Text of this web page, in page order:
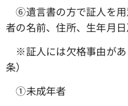
⑥遺言書の方で証人を用
者の名前、住所、生年月
※証人には欠格事由があ
条）
①未成年者